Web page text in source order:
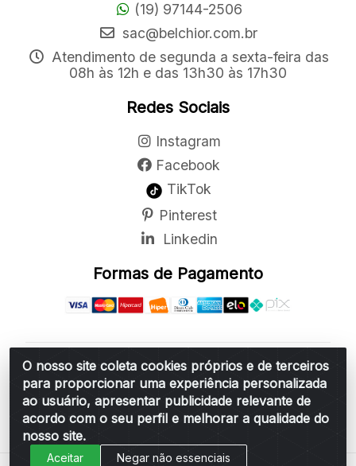
O nosso site coleta cookies próprios e de terceiros
para proporcionar uma experiência personalizada
ao usuário, apresentar publicidade relevante de
acordo com o seu perfil e melhorar a qualidade do
nosso site.
Aceitar Negar não essenciais
(19) 97144-2506
sac@belchior.com.br
Atendimento de segunda a sexta-feira das
08h às 12h e das 13h30 às 17h30
Redes Sociais
Instagram
Facebook
TikTok
Pinterest
Linkedin
Formas de Pagamento
Belchior Cortinas e Acessórios LTDA - R: Rua
Vereador Sérgio Leopoldino Alves, 876 - Santa
Bárbara d'Oeste/SP - CEP 13.456-166 - CNPJ
06.314.073/0001-34